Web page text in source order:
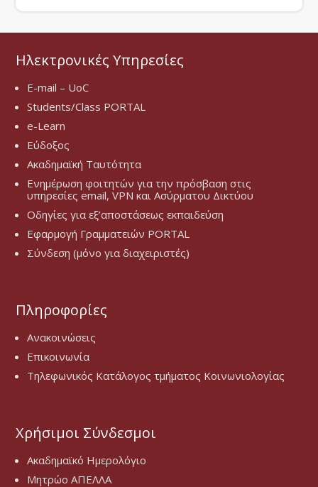
Ηλεκτρονικές Υπηρεσίες
E-mail – UoC
Students/Class PORTAL
e-Learn
Εύδοξος
Ακαδημαϊκή Ταυτότητα
Ενημέρωση φοιτητών για την πρόσβαση στις
υπηρεσίες email, VPN και Ασύρματου Δικτύου
Οδηγίες για εξ’αποστάσεως εκπαιδεύση
Εφαρμογή Γραμματειών PORTAL
Σύνδεση (μόνο για διαχειριστές)
Πληροφορίες
Ανακοινώσεις
Επικοινωνία
Τηλεφωνικός Κατάλογος τμήματος Κοινωνιολογίας
Χρήσιμοι Σύνδεσμοι
Ακαδημαϊκό Ημερολόγιο
Μητρώο ΑΠΕΛΛΑ